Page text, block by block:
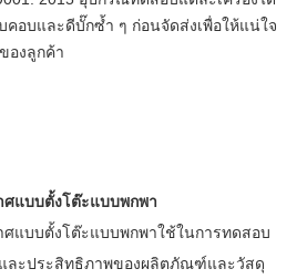
คอบและดีบั๊กซ้ำ ๆ ก่อนจัดส่งเพื่อให้แน่ใจ
องลูกค้า
แบบตั้งโต๊ะแบบพกพา
แบบตั้งโต๊ะแบบพกพาใช้ในการทดสอบ
และประสิทธิภาพของผลิตภัณฑ์และวัสดุ